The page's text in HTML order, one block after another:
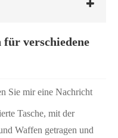
für verschiedene
Sie mir eine Nachricht
Tasche, mit der
Waffen getragen und